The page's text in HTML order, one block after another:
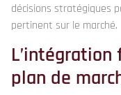
décisions stratégiques
pertinent sur le marché.
plan de